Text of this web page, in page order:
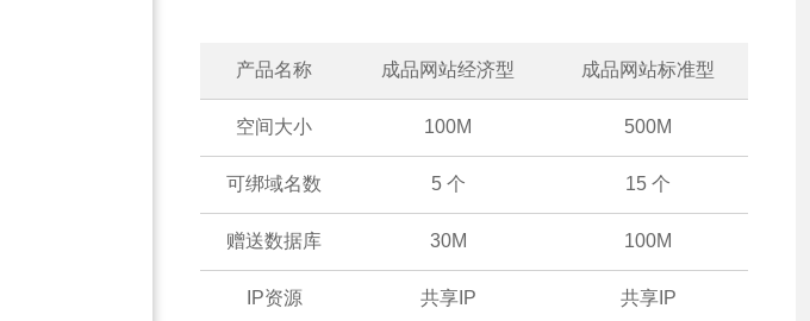
产品名称 成品网站经济型 成品网站标准型
空间大小 100M 500M
可绑域名数 5 个 15 个
赠送数据库 30M 100M
IP资源 共享IP 共享IP